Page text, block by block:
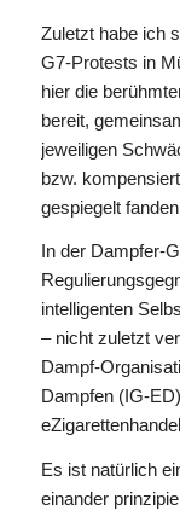
Zuletzt habe ich
G7-Protests in
hier die
bereit,
jeweiligen
bzw.
gespiegelt
In der Dampfer-
intelligenten
– nicht zuletzt
Dampf-
Dampfen (IG-
Es ist natürlich
einander